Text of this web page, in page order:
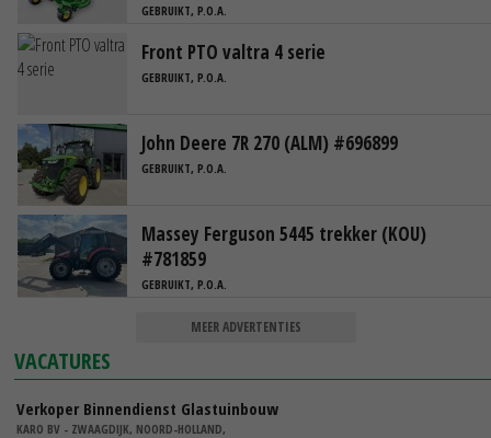
GEBRUIKT, P.O.A.
Front PTO valtra 4 serie
GEBRUIKT, P.O.A.
John Deere 7R 270 (ALM) #696899
GEBRUIKT, P.O.A.
Massey Ferguson 5445 trekker (KOU)
#781859
GEBRUIKT, P.O.A.
MEER ADVERTENTIES
VACATURES
Verkoper Binnendienst Glastuinbouw
KARO BV - ZWAAGDIJK, NOORD-HOLLAND,